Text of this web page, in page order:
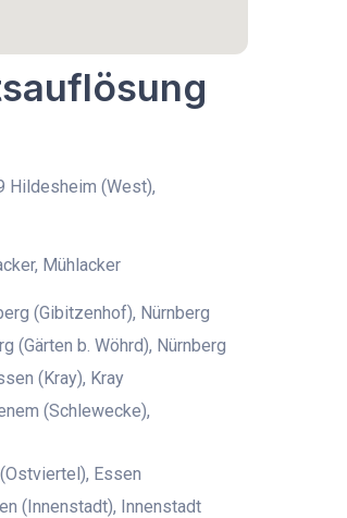
Hildesheim (West),
Mühlacker
(Gibitzenhof), Nürnberg
(Gärten b. Wöhrd), Nürnberg
(Kray), Kray
(Schlewecke),
Essen
(Innenstadt), Innenstadt